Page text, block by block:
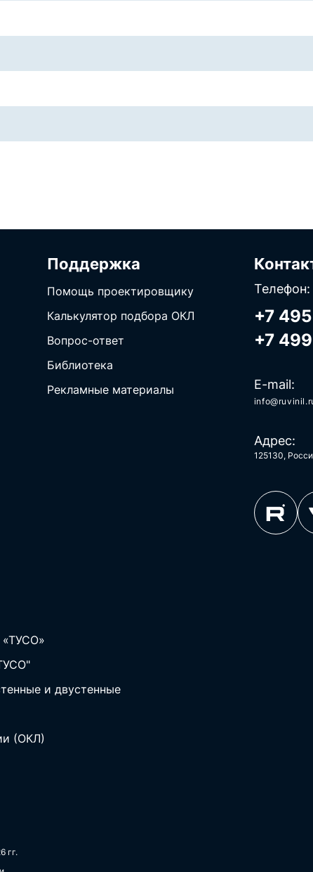
Поддержка
Помощь проектировщику
Калькулятор подбора ОКЛ
Вопрос-ответ
Библиотека
Рекламные материалы
и двустенные
(ОКЛ)
Телефон:
+7
+7
E-mail:
Адрес:
125130,
гг.